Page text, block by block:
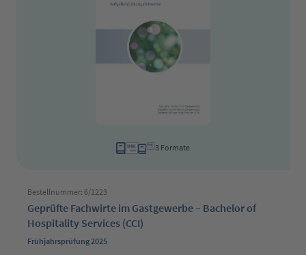
3 Formate
Bestellnummer: 6/1223
Geprüfte Fachwirte im Gastgewerbe – Bachelor of
Hospitality Services (CCI)
Frühjahrsprüfung 2025